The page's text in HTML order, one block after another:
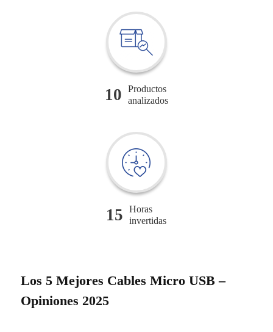
10
Productos
analizados
15
Horas
invertidas
Los 5 Mejores Cables Micro USB –
Opiniones 2025